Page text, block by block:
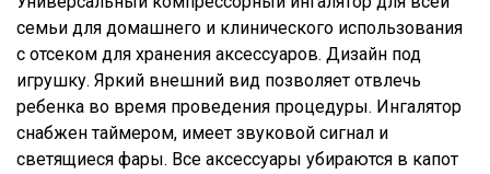
семьи для домашнего и клинического использования
с отсеком для хранения аксессуаров. Дизайн под
игрушку. Яркий внешний вид позволяет отвлечь
ребенка во время проведения процедуры. Ингалятор
снабжен таймером, имеет звуковой сигнал и
светящиеся фары. Все аксессуары убираются в капот